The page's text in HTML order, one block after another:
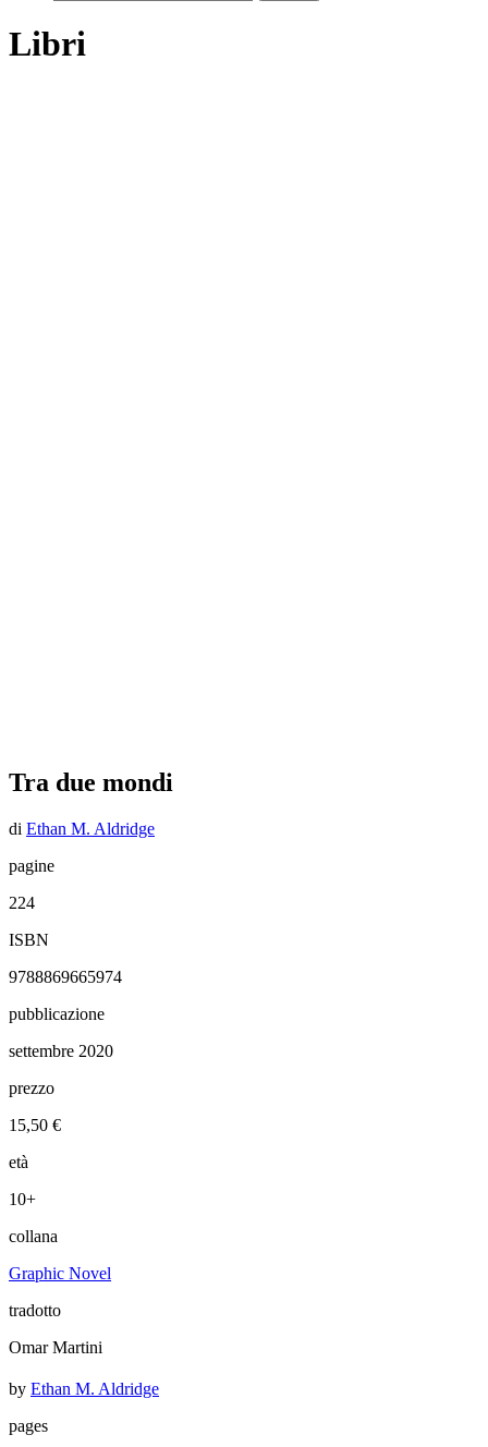
Libri
Tra due mondi
di Ethan M. Aldridge
pagine
224
ISBN
9788869665974
pubblicazione
settembre 2020
prezzo
15,50 €
età
10+
collana
Graphic Novel
tradotto
Omar Martini
by Ethan M. Aldridge
pages